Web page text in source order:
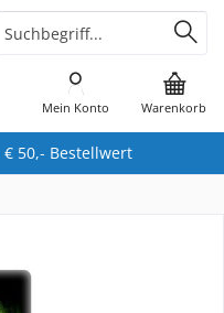
50,- Bestellwert
Warenkorb
Mein Konto